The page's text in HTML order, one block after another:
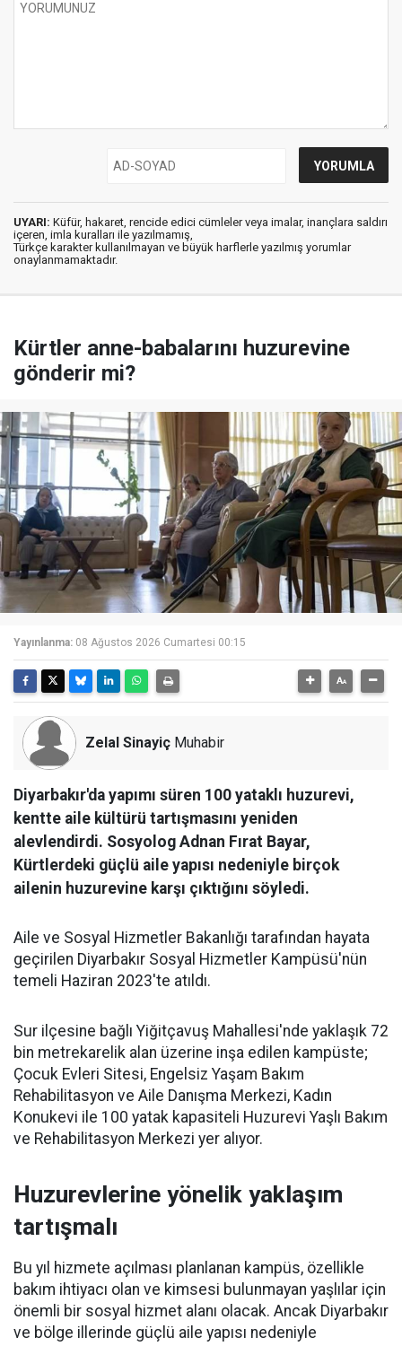
UYARI: Küfür, hakaret, rencide edici cümleler veya imalar, inançlara saldırı
içeren, imla kuralları ile yazılmamış,
Türkçe karakter kullanılmayan ve büyük harflerle yazılmış yorumlar
onaylanmamaktadır.
Kürtler anne-babalarını huzurevine
gönderir mi?
Yayınlanma: 08 Ağustos 2026 Cumartesi 00:15
Zelal Sinayiç Muhabir
Diyarbakır'da yapımı süren 100 yataklı huzurevi,
kentte aile kültürü tartışmasını yeniden
alevlendirdi. Sosyolog Adnan Fırat Bayar,
Kürtlerdeki güçlü aile yapısı nedeniyle birçok
ailenin huzurevine karşı çıktığını söyledi.
Aile ve Sosyal Hizmetler Bakanlığı tarafından hayata
geçirilen Diyarbakır Sosyal Hizmetler Kampüsü'nün
temeli Haziran 2023'te atıldı.
Sur ilçesine bağlı Yiğitçavuş Mahallesi'nde yaklaşık 72
bin metrekarelik alan üzerine inşa edilen kampüste;
Çocuk Evleri Sitesi, Engelsiz Yaşam Bakım
Rehabilitasyon ve Aile Danışma Merkezi, Kadın
Konukevi ile 100 yatak kapasiteli Huzurevi Yaşlı Bakım
ve Rehabilitasyon Merkezi yer alıyor.
Huzurevlerine yönelik yaklaşım
tartışmalı
Bu yıl hizmete açılması planlanan kampüs, özellikle
bakım ihtiyacı olan ve kimsesi bulunmayan yaşlılar için
önemli bir sosyal hizmet alanı olacak. Ancak Diyarbakır
ve bölge illerinde güçlü aile yapısı nedeniyle